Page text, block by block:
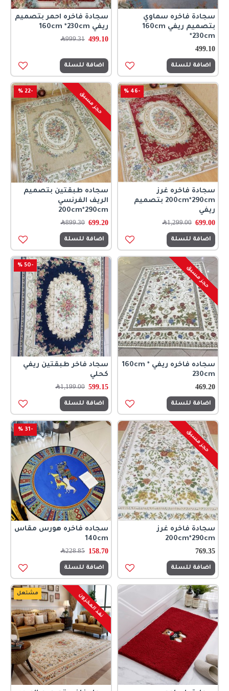
سجادة فاخره سماوي
بتصميم ريفي 160cm
*230cm
499.10
اضافة للسلة
سجادة فاخره احمر بتصميم
ريفي 160cm *230cm
499.10
999.31﷼
اضافة للسلة
-46 %
سجادة فاخره غرز
200cm*290cm بتصميم
ريفي
699.00
1,299.00﷼
اضافة للسلة
-22 % حجز مسبق
سجاده طبقتين بتصميم
الريف الفرنسي
200cm*290cm
699.20
899.30﷼
اضافة للسلة
حجز مسبق
سجاده فاخره ريفي 160cm *
230cm
469.20
اضافة للسلة
-50 %
سجاد فاخر طبقتين ريفي
كحلي
599.15
1,199.00﷼
اضافة للسلة
حجز مسبق
سجادة فاخره غرز
200cm*290cm
769.35
اضافة للسلة
-31 %
سجاده فاخره هورس مقاس
140cm
158.70
228.85﷼
اضافة للسلة
مشتعل نفذ المخزون